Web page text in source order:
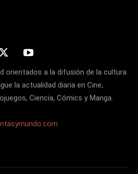
orientados a la difusión de la cultura
la actualidad diaria en Cine,
Ciencia, Cómics y Manga.